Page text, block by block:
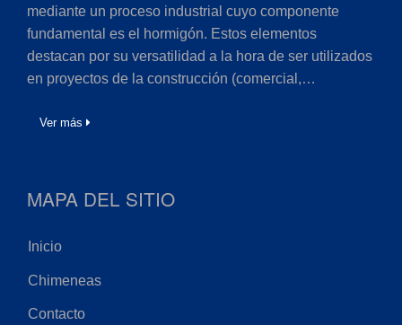
mediante un proceso industrial cuyo componente
fundamental es el hormigón. Estos elementos
destacan por su versatilidad a la hora de ser utilizados
en proyectos de la construcción (comercial,…
Ver más
MAPA DEL SITIO
Inicio
Chimeneas
Contacto